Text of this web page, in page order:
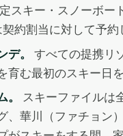
スキー・スノーボー
約割当に対して予約
。
すべての提携リ
む最初のスキー日を
スキーファイルは
、華川（ファチョン